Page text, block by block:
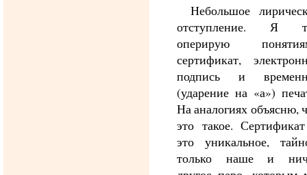
Небольшое
отступление. Я
оперирую
сертификат,
подпись и
(ударение на «а»)
На аналогиях объясню,
это такое.
это уникальное,
только наше и